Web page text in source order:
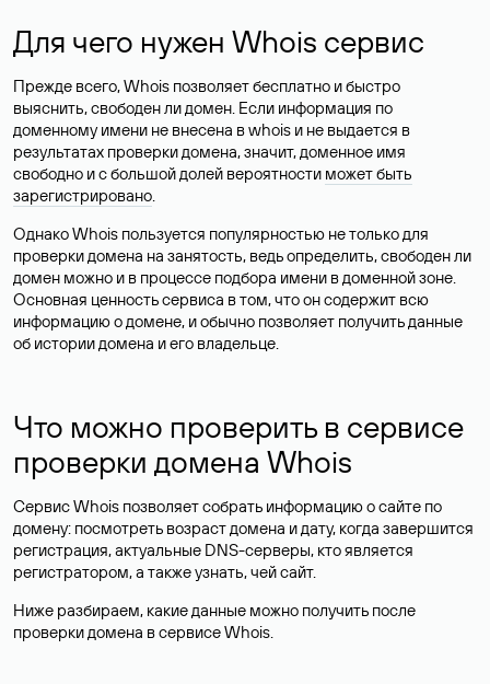
Для чего нужен Whois сервис
Прежде всего, Whois позволяет бесплатно и быстро
выяснить, свободен ли домен. Если информация по
доменному имени не внесена в whois и не выдается в
результатах проверки домена, значит, доменное имя
свободно и с большой долей вероятности может быть
зарегистрировано.
Однако Whois пользуется популярностью не только для
проверки домена на занятость, ведь определить, свободен ли
домен можно и в процессе подбора имени в доменной зоне.
Основная ценность сервиса в том, что он содержит всю
информацию о домене, и обычно позволяет получить данные
об истории домена и его владельце.
Что можно проверить в сервисе
проверки домена Whois
Сервис Whois позволяет собрать информацию о сайте по
домену: посмотреть возраст домена и дату, когда завершится
регистрация, актуальные DNS-серверы, кто является
регистратором, а также узнать, чей сайт.
Ниже разбираем, какие данные можно получить после
проверки домена в сервисе Whois.